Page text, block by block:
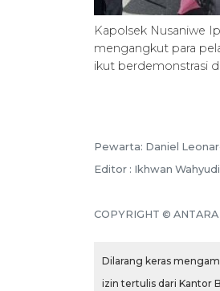
Kapolsek Nusaniwe
mengangkut para
ikut berdemonstrasi
Pewarta: Daniel
Editor : Ikhwan Wahyudi
COPYRIGHT ©
Dilarang keras
izin tertulis dari Kantor